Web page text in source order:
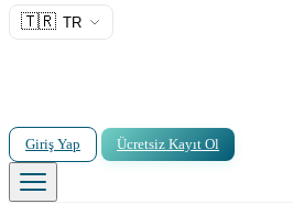
🇹🇷 TR
Giriş Yap Ücretsiz Kayıt Ol